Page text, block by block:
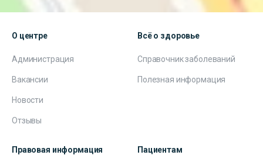
О центре
Администрация
Вакансии
Новости
Отзывы
Всё о здоровье
Справочник заболеваний
Полезная информация
Правовая информация Пациентам